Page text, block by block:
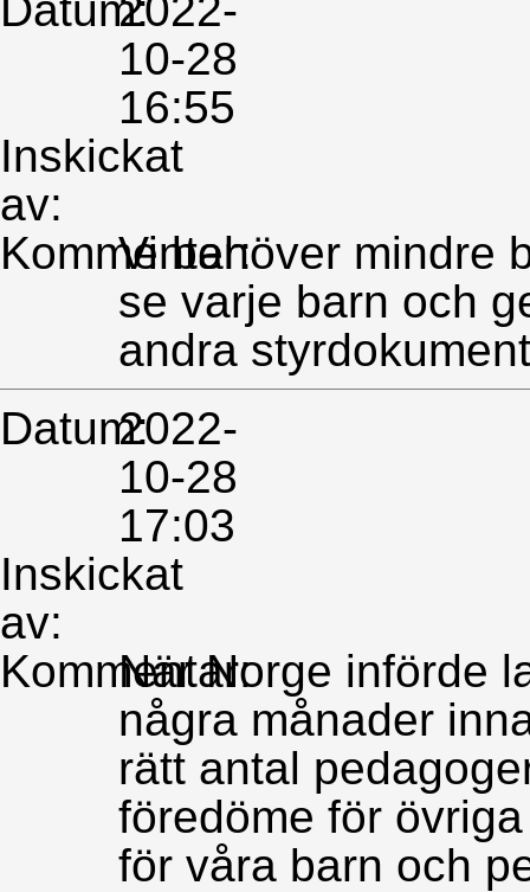
10-28
16:55
Inskickat
av:
Kommentar:
Vi behöver mindre
se varje barn och
andra
Datum:2022-
10-28
17:03
Inskickat
av:
Kommentar:
När Norge införde
några månader
rätt antal
föredöme för
för våra barn och